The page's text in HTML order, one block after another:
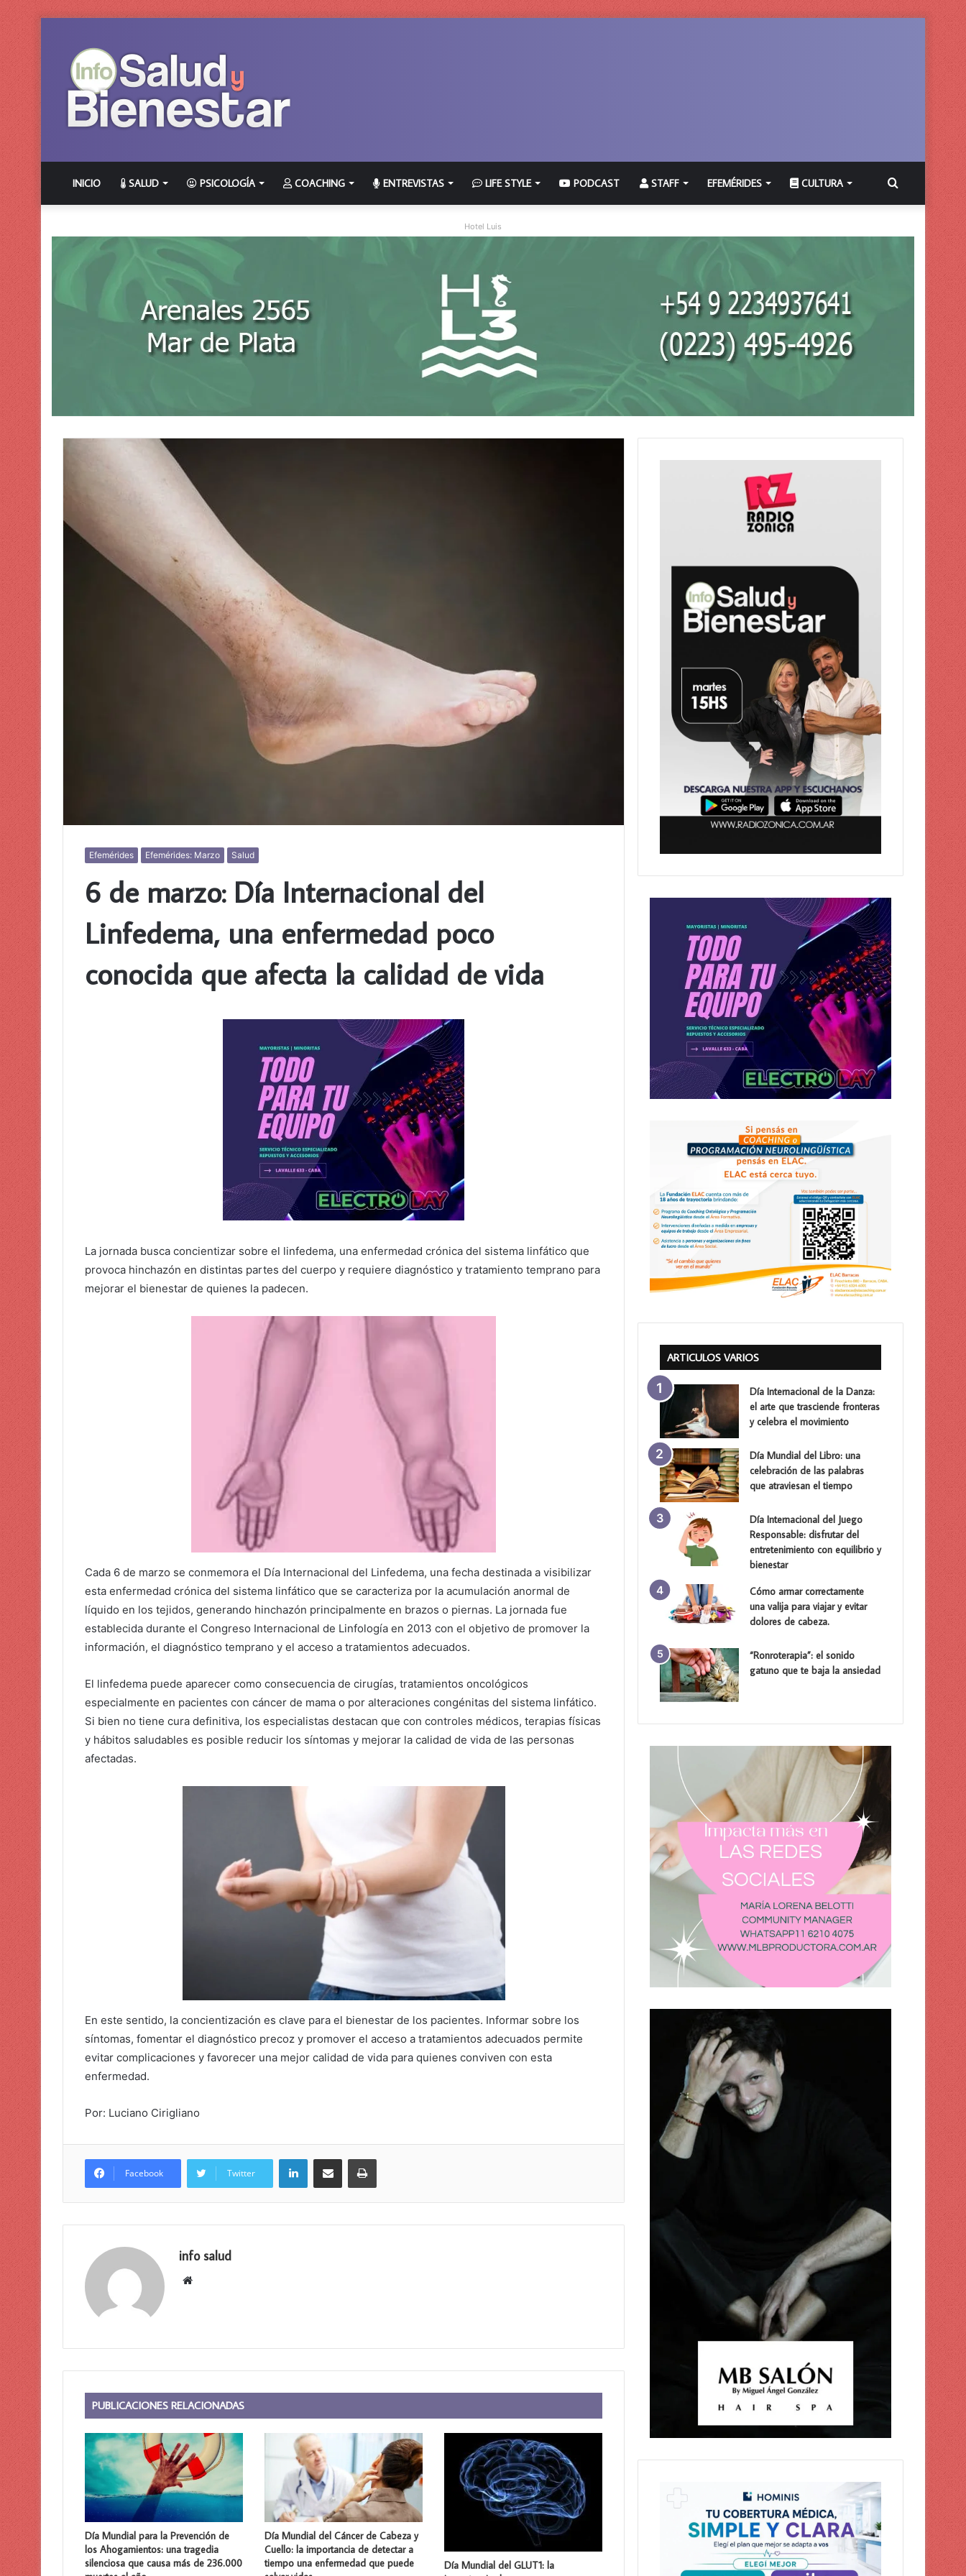
INICIO SALUD PSICOLOGÍA COACHING ENTREVISTAS LIFE STYLE PODCAST STAFF EFEMÉRIDES CULTURA Buscar
Hotel Luis
Efemérides Efemérides: Marzo Salud
6 de marzo: Día Internacional del
Linfedema, una enfermedad poco
conocida que afecta la calidad de vida
La jornada busca concientizar sobre el linfedema, una enfermedad crónica del sistema linfático que
provoca hinchazón en distintas partes del cuerpo y requiere diagnóstico y tratamiento temprano para
mejorar el bienestar de quienes la padecen.
Cada 6 de marzo se conmemora el Día Internacional del Linfedema, una fecha destinada a visibilizar
esta enfermedad crónica del sistema linfático que se caracteriza por la acumulación anormal de
líquido en los tejidos, generando hinchazón principalmente en brazos o piernas. La jornada fue
establecida durante el Congreso Internacional de Linfología en 2013 con el objetivo de promover la
información, el diagnóstico temprano y el acceso a tratamientos adecuados.
El linfedema puede aparecer como consecuencia de cirugías, tratamientos oncológicos
especialmente en pacientes con cáncer de mama o por alteraciones congénitas del sistema linfático.
Si bien no tiene cura definitiva, los especialistas destacan que con controles médicos, terapias físicas
y hábitos saludables es posible reducir los síntomas y mejorar la calidad de vida de las personas
afectadas.
En este sentido, la concientización es clave para el bienestar de los pacientes. Informar sobre los
síntomas, fomentar el diagnóstico precoz y promover el acceso a tratamientos adecuados permite
evitar complicaciones y favorecer una mejor calidad de vida para quienes conviven con esta
enfermedad.
Por: Luciano Cirigliano
Facebook Twitter
LinkedInCompartir por correo electrónicoImprimir
info salud
Sitio
PUBLICACIONES RELACIONADAS
Día Mundial para la Prevención de
los Ahogamientos: una tragedia
silenciosa que causa más de 236.000
Día Mundial del Cáncer de Cabeza y
Cuello: la importancia de detectar a
tiempo una enfermedad que puede
Día Mundial del GLUT1: la
ARTICULOS VARIOS
Día Internacional de la Danza:
el arte que trasciende fronteras
y celebra el movimiento
Día Mundial del Libro: una
celebración de las palabras
que atraviesan el tiempo
Día Internacional del Juego
Responsable: disfrutar del
entretenimiento con equilibrio y
bienestar
Cómo armar correctamente
una valija para viajar y evitar
dolores de cabeza.
“Ronroterapia”: el sonido
gatuno que te baja la ansiedad